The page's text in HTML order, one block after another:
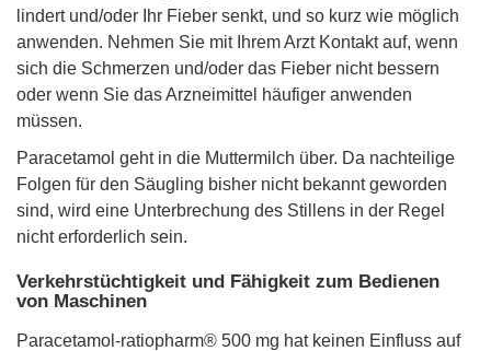
lindert und/oder Ihr Fieber senkt, und so kurz wie möglich
anwenden. Nehmen Sie mit Ihrem Arzt Kontakt auf, wenn
sich die Schmerzen und/oder das Fieber nicht bessern
oder wenn Sie das Arzneimittel häufiger anwenden
müssen.
Paracetamol geht in die Muttermilch über. Da nachteilige
Folgen für den Säugling bisher nicht bekannt geworden
sind, wird eine Unterbrechung des Stillens in der Regel
nicht erforderlich sein.
Verkehrstüchtigkeit und Fähigkeit zum Bedienen
von Maschinen
Paracetamol-ratiopharm® 500 mg hat keinen Einfluss auf